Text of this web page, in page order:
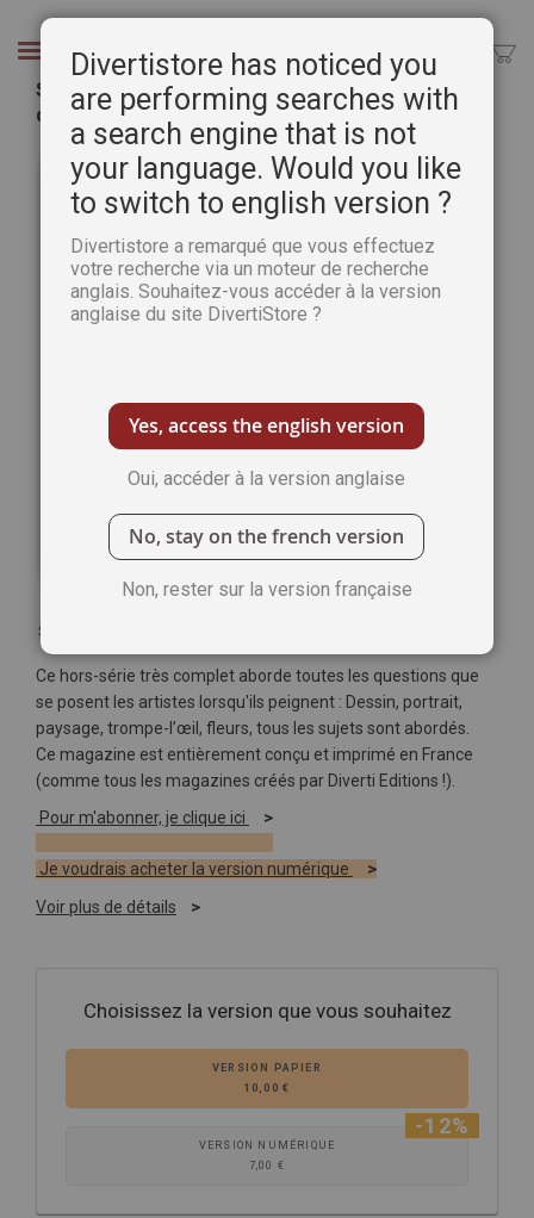
Chercher
Spécial fondamentaux de la peinture - Pratique
des Arts Hors-série n.52
galerie
d’images
Soyez le premier à commenter ce produit
Ce hors-série très complet aborde toutes les questions que
se posent les artistes lorsqu'ils peignent : Dessin, portrait,
paysage, trompe-l’œil, fleurs, tous les sujets sont abordés.
Ce magazine est entièrement conçu et imprimé en France
(comme tous les magazines créés par Diverti Editions !).
Pour m'abonner, je clique ici
Je voudrais acheter la version numérique
Voir plus de détails
Choisissez la version que vous souhaitez
VERSION PAPIER
10,00 €
VERSION NUMÉRIQUE
7,00 €
-12%
Divertistore has noticed you
are performing searches with
a search engine that is not
your language. Would you like
to switch to english version ?
Divertistore a remarqué que vous effectuez
votre recherche via un moteur de recherche
anglais. Souhaitez-vous accéder à la version
anglaise du site DivertiStore ?
Yes, access the english version
Oui, accéder à la version anglaise
No, stay on the french version
Non, rester sur la version française